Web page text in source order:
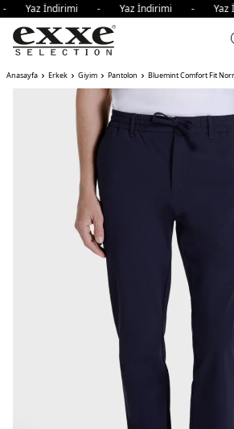
Yaz İndirimi - Yaz İndirimi -
Anasayfa Erkek Giyim Pantolon